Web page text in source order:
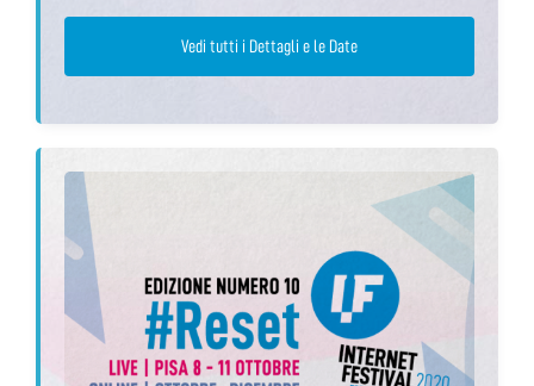
Vedi tutti i Dettagli e le Date